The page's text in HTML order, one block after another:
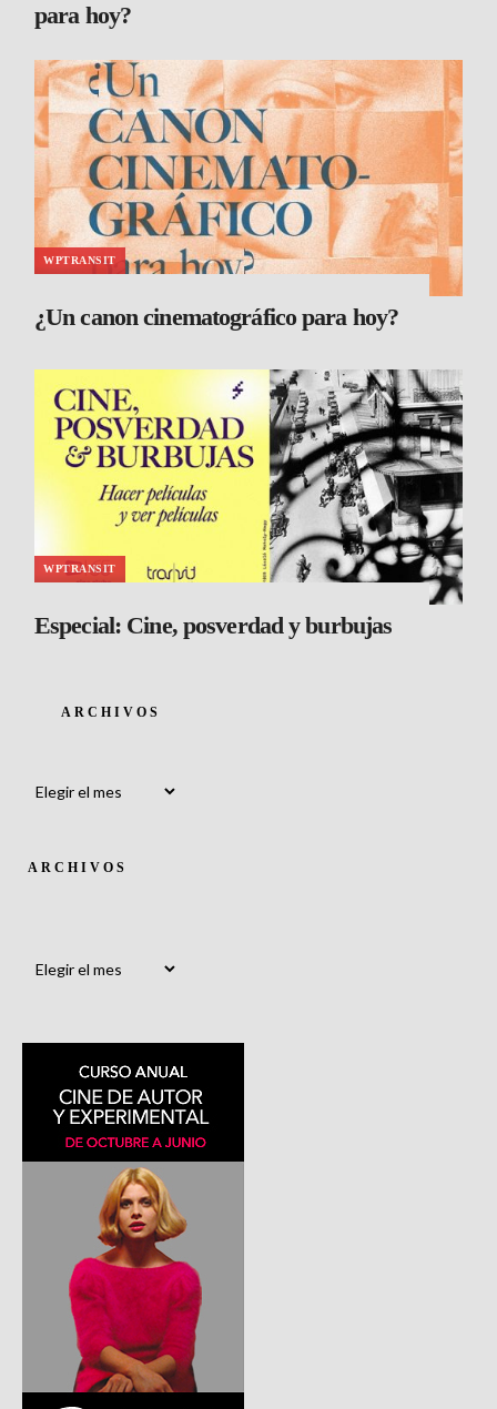
para hoy?
WPTRANSIT
¿Un canon cinematográfico para hoy?
WPTRANSIT
Especial: Cine, posverdad y burbujas
ARCHIVOS
ARCHIVOS